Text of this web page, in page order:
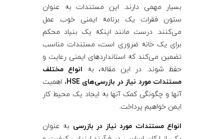
بسیار مهمی دارند. این مستندات به عنوان
ستون فقرات یک برنامه ایمنی خوب عمل
می‌کنند. درست مانند اینکه یک بنیاد محکم
برای یک خانه ضروری است، مستندات مناسب
تضمین می‌کند که استانداردهای ایمنی رعایت و
حفظ شوند. در این مقاله، به انواع مختلف
مستندات مورد نیاز در بازرسی‌های HSE
، اهمیت
آنها و چگونگی کمک آنها به ایجاد یک محیط کار
ایمن خواهیم پرداخت.
انواع مستندات مورد نیاز در بازرسی به عنوان